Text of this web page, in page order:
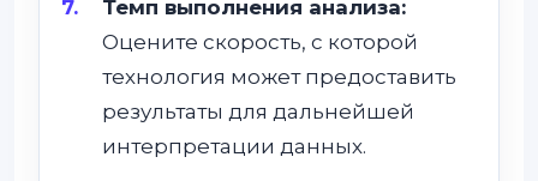
Темп выполнения анализа:
Оцените скорость, с которой
технология может предоставить
результаты для дальнейшей
интерпретации данных.